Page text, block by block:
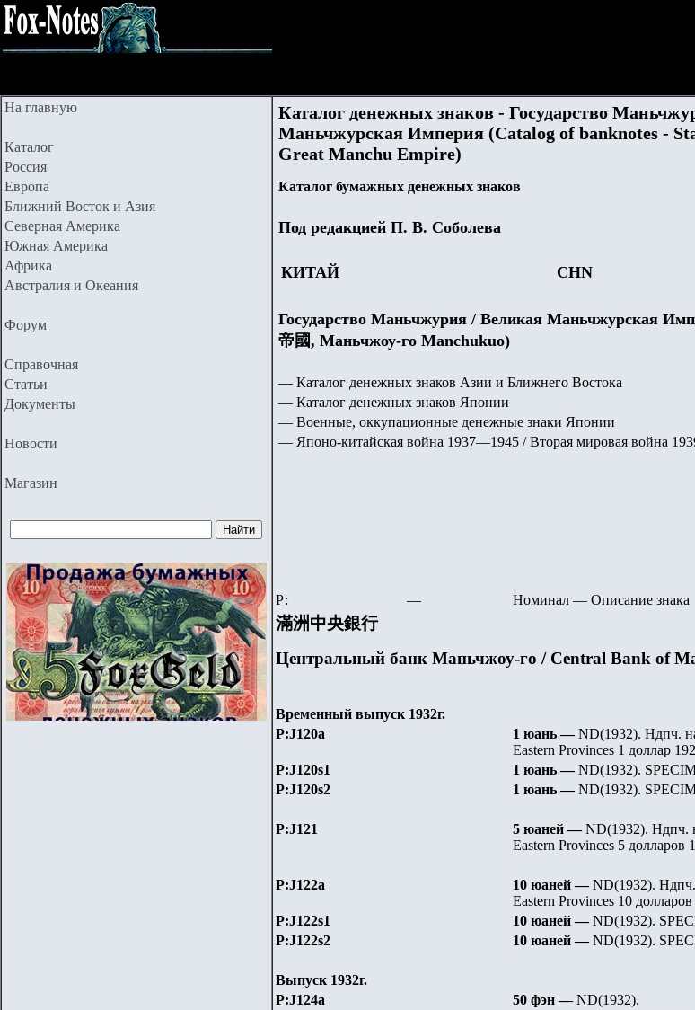
На главную
Каталог
Россия
Европа
Ближний Восток и Азия
Северная Америка
Южная Америка
Африка
Австралия и Океания
Форум
Справочная
Статьи
Документы
Новости
Магазин
Каталог денежных знаков - Государство
Маньчжурская Империя (Catalog of banknotes -
Great Manchu Empire)
Каталог бумажных денежных знаков
Под редакцией П. В. Соболева
КИТАЙ CHN
Государство Маньчжурия / Великая Маньчжурская
帝國, Маньчжоу-го Manchukuo)
— Каталог денежных знаков Азии и Ближнего Востока
— Каталог денежных знаков Японии
— Военные, оккупационные денежные знаки Японии
— Японо-китайская война 1937—1945 / Вторая мировая война
Р:
— Номинал — Описание знака
滿洲中央銀行
Центральный банк Маньчжоу-го / Central Bank of
Временный выпуск 1932г.
P:J120a
1 юань —ND(1932). Ндпч.
Eastern Provinces 1 доллар
P:J120s1
1 юань —ND(1932).
P:J120s2
1 юань —ND(1932).
P:J121 5 юаней —ND(1932). Ндпч.
Eastern Provinces 5
P:J122a 10 юаней —ND(1932).
Eastern Provinces 10
P:J122s1
10 юаней —ND(1932).
P:J122s2
10 юаней —ND(1932).
Выпуск 1932г.
P:J124a
50 фэн —ND(1932).